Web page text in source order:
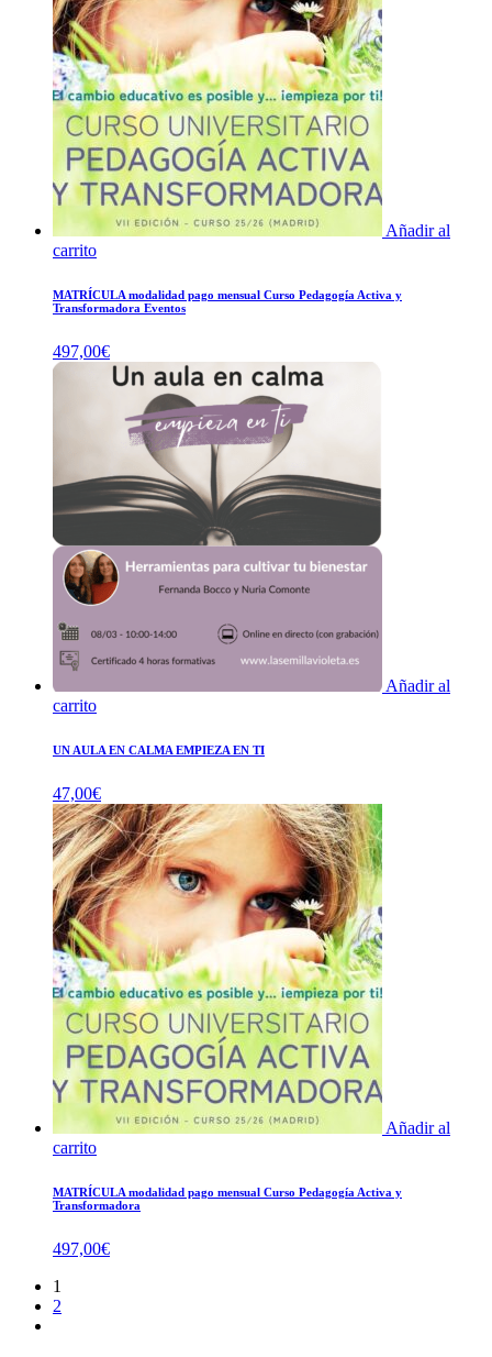
Añadir al
carrito
MATRÍCULA modalidad pago mensual Curso Pedagogía Activa y
Transformadora Eventos
497,00€
Añadir al
carrito
UN AULA EN CALMA EMPIEZA EN TI
47,00€
Añadir al
carrito
MATRÍCULA modalidad pago mensual Curso Pedagogía Activa y
Transformadora
497,00€
1
2